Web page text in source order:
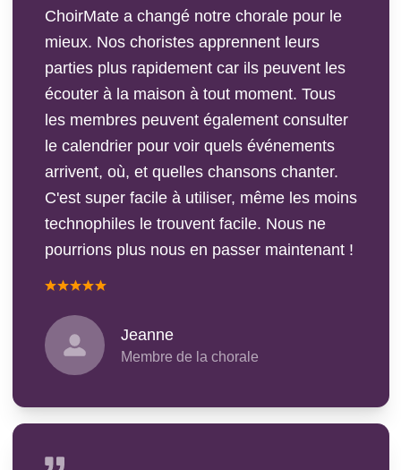
ChoirMate a changé notre chorale pour le
mieux. Nos choristes apprennent leurs
parties plus rapidement car ils peuvent les
écouter à la maison à tout moment. Tous
les membres peuvent également consulter
le calendrier pour voir quels événements
arrivent, où, et quelles chansons chanter.
C'est super facile à utiliser, même les moins
technophiles le trouvent facile. Nous ne
pourrions plus nous en passer maintenant !
Jeanne
Membre de la chorale